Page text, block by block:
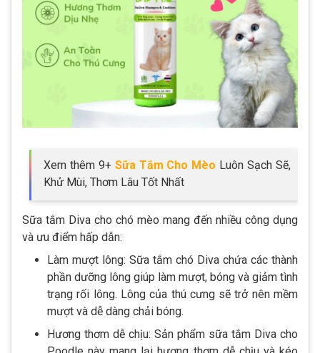
Xem thêm 9+ Sữa Tắm Cho Mèo Luôn Sạch Sẽ,
Khử Mùi, Thơm Lâu Tốt Nhất
Sữa tắm Diva cho chó mèo mang đến nhiều công dụng
và ưu điểm hấp dẫn:
Làm mượt lông: Sữa tắm chó Diva chứa các thành
phần dưỡng lông giúp làm mượt, bóng và giảm tình
trạng rối lông. Lông của thú cưng sẽ trở nên mềm
mượt và dễ dàng chải bóng.
Hương thơm dễ chịu: Sản phẩm sữa tắm Diva cho